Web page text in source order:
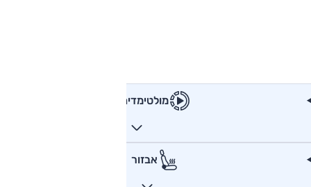
מולטימדיה
אבזור